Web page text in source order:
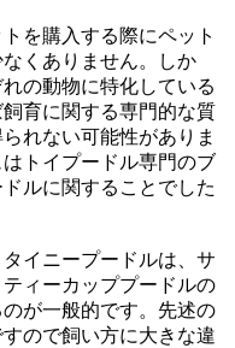
を購入する際にペット
くありません。しか
の動物に特化している
育に関する専門的な質
れない可能性がありま
トイプードル専門のブ
ルに関することでした
イニープードルは、サ
ィーカッププードルの
が一般的です。先述の
ので飼い方に大きな違